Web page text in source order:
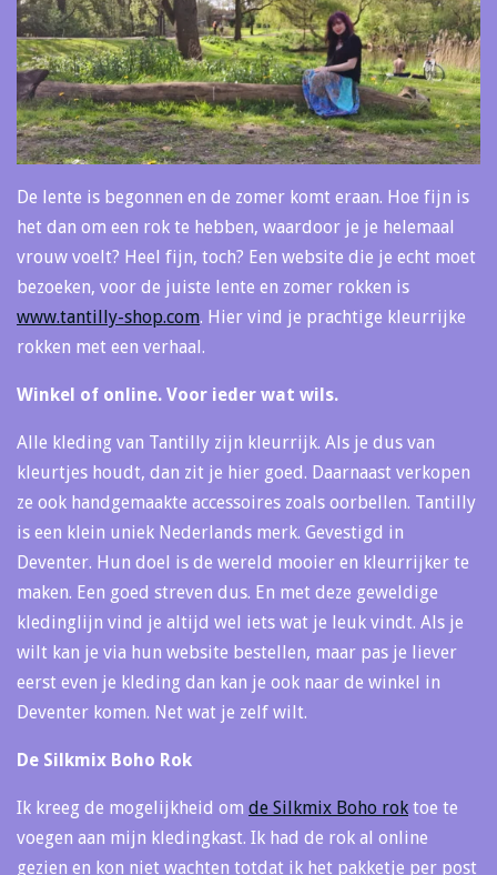
De lente is begonnen en de zomer komt eraan. Hoe fijn is
het dan om een rok te hebben, waardoor je je helemaal
vrouw voelt? Heel fijn, toch? Een website die je echt moet
bezoeken, voor de juiste lente en zomer rokken is
www.tantilly-shop.com. Hier vind je prachtige kleurrijke
rokken met een verhaal.
Winkel of online. Voor ieder wat wils.
Alle kleding van Tantilly zijn kleurrijk. Als je dus van
kleurtjes houdt, dan zit je hier goed. Daarnaast verkopen
ze ook handgemaakte accessoires zoals oorbellen. Tantilly
is een klein uniek Nederlands merk. Gevestigd in
Deventer. Hun doel is de wereld mooier en kleurrijker te
maken. Een goed streven dus. En met deze geweldige
kledinglijn vind je altijd wel iets wat je leuk vindt. Als je
wilt kan je via hun website bestellen, maar pas je liever
eerst even je kleding dan kan je ook naar de winkel in
Deventer komen. Net wat je zelf wilt.
De Silkmix Boho Rok
Ik kreeg de mogelijkheid om de Silkmix Boho rok toe te
voegen aan mijn kledingkast. Ik had de rok al online
gezien en kon niet wachten totdat ik het pakketje per post